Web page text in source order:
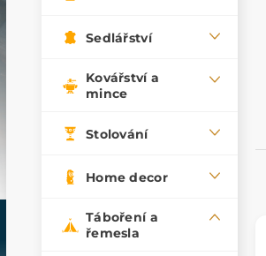
Sedlářství
Kovářství a
mince
Stolování
Home decor
Táboření a
řemesla